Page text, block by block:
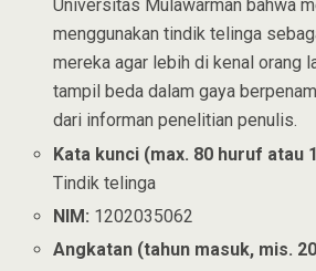
Universitas Mulawarman bahwa
menggunakan tindik telinga
mereka agar lebih di kenal orang
tampil beda dalam gaya
dari informan penelitian penulis.
Kata kunci (max. 80 huruf atau
Tindik telinga
NIM: 1202035062
Angkatan (tahun masuk, mis.